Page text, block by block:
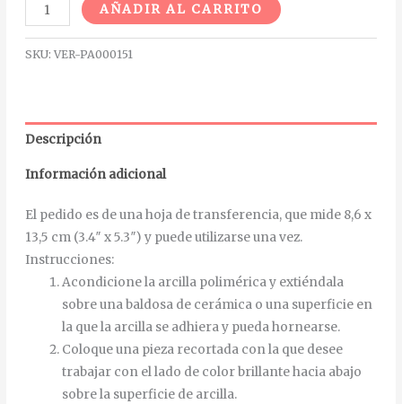
AÑADIR AL CARRITO
SKU: VER-PA000151
Descripción
Información adicional
El pedido es de una hoja de transferencia, que mide 8,6 x
13,5 cm (3.4″ x 5.3″) y puede utilizarse una vez.
Instrucciones:
Acondicione la arcilla polimérica y extiéndala
sobre una baldosa de cerámica o una superficie en
la que la arcilla se adhiera y pueda hornearse.
Coloque una pieza recortada con la que desee
trabajar con el lado de color brillante hacia abajo
sobre la superficie de arcilla.